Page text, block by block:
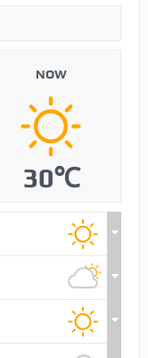
NOW
30℃